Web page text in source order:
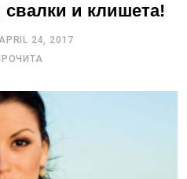
и клишета!
24, 2017